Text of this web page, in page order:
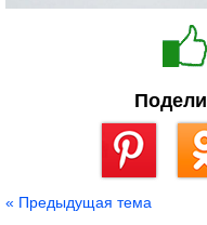
« Предыдущая тема